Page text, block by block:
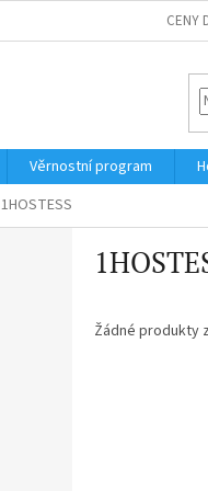
CENY
Věrnostní program
1HOSTESS
Žádné produkty